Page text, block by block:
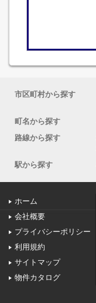
市区町村から探す
町名から探す
路線から探す
駅から探す
ホーム
会社概要
プライバシーポリシー
利用規約
サイトマップ
物件カタログ